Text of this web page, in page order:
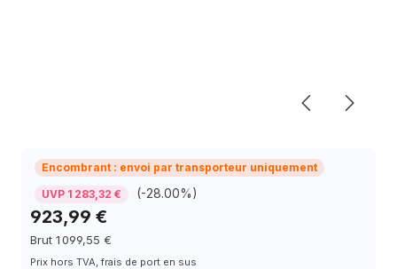
Encombrant : envoi par transporteur uniquement
UVP 1 283,32 €
(-28.00%)
923,99 €
Brut 1 099,55 €
Prix hors TVA, frais de port en sus